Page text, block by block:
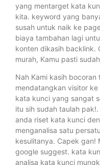
yang mentarget kata
kita. keyword yang
susah untuk naik ke
biaya tambahan lagi
konten dikasih backlink.
murah, Kamu pasti
Nah Kami kasih
mendatangkan visitor
kata kunci yang sangat
itu sih sudah taulah
anda riset kata kunci
menganalisa satu
kesulitanya. Capek gan!
google suggest. kata
analisa kata kunci